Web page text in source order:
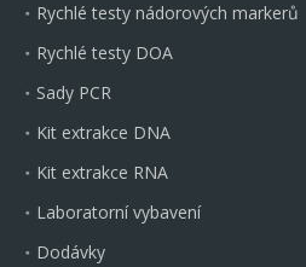
Rychlé testy nádorových markerů
Rychlé testy DOA
Sady PCR
Kit extrakce DNA
Kit extrakce RNA
Laboratorní vybavení
Dodávky